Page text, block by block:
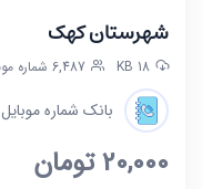
شهرستان کهک
18 KB 6,487 شماره موبایل
بانک شماره موبایل
20,000تومان